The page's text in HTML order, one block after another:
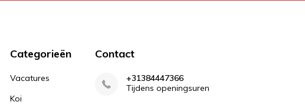
Categorieën
Vacatures
Koi
Contact
+31384447366
Tijdens openingsuren